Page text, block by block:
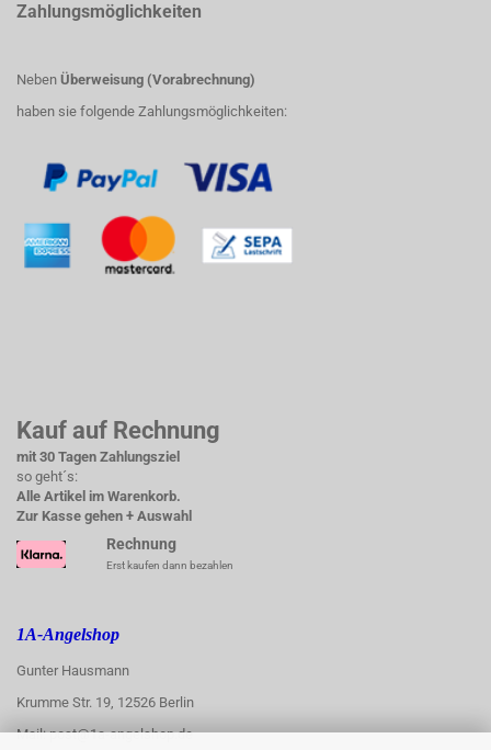
Zahlungsmöglichkeiten
Neben Überweisung (Vorabrechnung)
haben sie folgende Zahlungsmöglichkeiten:
Kauf auf Rechnung
mit 30 Tagen Zahlungsziel
so geht´s:
Alle Artikel im Warenkorb.
Zur Kasse gehen + Auswahl
Rechnung
Erst kaufen dann bezahlen
1A-Angelshop
Gunter Hausmann
Krumme Str. 19, 12526 Berlin
Mail: post@1a-angelshop.de